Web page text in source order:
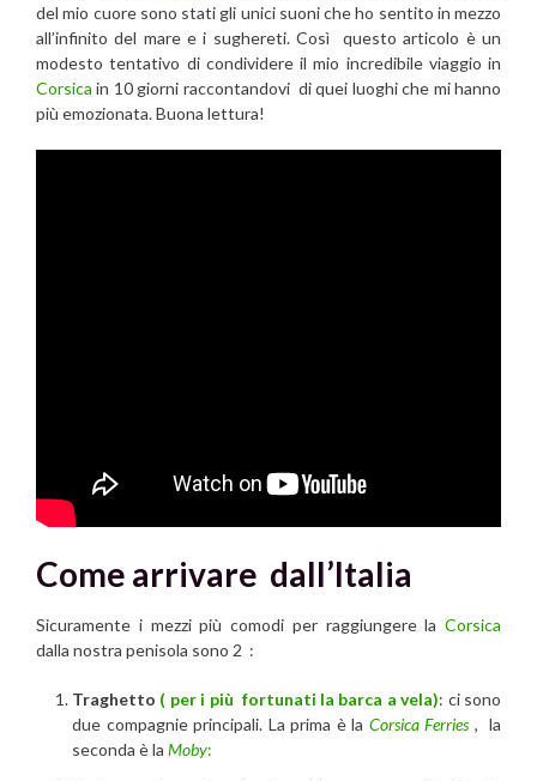
del mio cuore sono stati gli unici suoni che ho sentito in mezzo
all’infinito del mare e i sughereti. Così questo articolo è un
modesto tentativo di condividere il mio incredibile viaggio in
Corsica in 10 giorni raccontandovi di quei luoghi che mi hanno
più emozionata. Buona lettura!
Come arrivare dall’Italia
Sicuramente i mezzi più comodi per raggiungere la Corsica
dalla nostra penisola sono 2 :
Traghetto ( per i più fortunati la barca a vela): ci sono
due compagnie principali. La prima è la Corsica Ferries , la
seconda è la Moby: